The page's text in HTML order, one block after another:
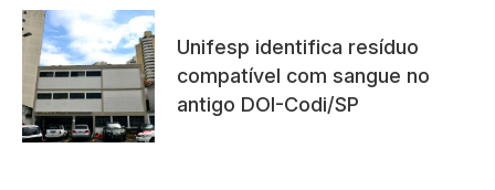
Unifesp identifica resíduo
compatível com sangue no
antigo DOI-Codi/SP